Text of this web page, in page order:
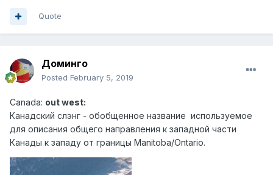
Quote
Доминго
Posted February 5, 2019
Canada: out west:
Канадский слэн г - обобщенное название используемое
для описания общего направления к западной части
Канады к западу от границы Manitoba/Ontario.